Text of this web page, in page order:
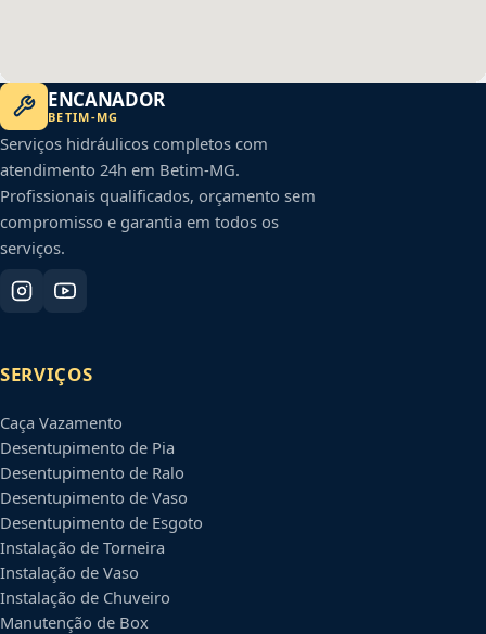
ENCANADOR
BETIM-MG
Serviços hidráulicos completos com
atendimento 24h em Betim-MG.
Profissionais qualificados, orçamento sem
compromisso e garantia em todos os
serviços.
SERVIÇOS
Caça Vazamento
Desentupimento de Pia
Desentupimento de Ralo
Desentupimento de Vaso
Desentupimento de Esgoto
Instalação de Torneira
Instalação de Vaso
Instalação de Chuveiro
Manutenção de Box